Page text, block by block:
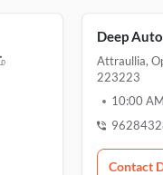
attraullia
லால்கன்ஞ்
Deep
Attraullia,
223223
10:00 AM
Contact